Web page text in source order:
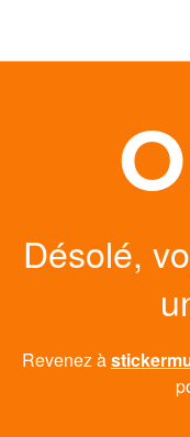
Désolé,
Revenez à